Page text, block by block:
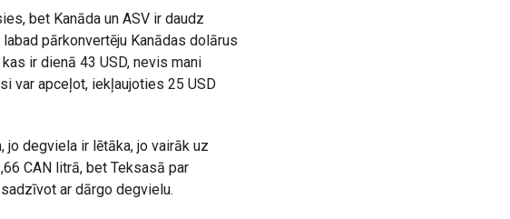
bet Kanāda un ASV ir daudz
pārkonvertēju Kanādas dolārus
ir dienā 43 USD, nevis mani
var apceļot, iekļaujoties 25 USD
degviela ir lētāka, jo vairāk uz
CAN litrā, bet Teksasā par
ar dārgo degvielu.